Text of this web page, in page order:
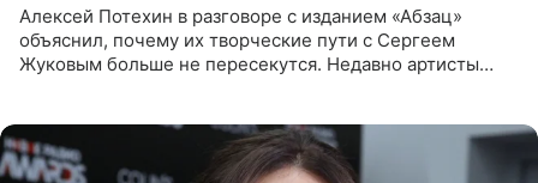
Алексей Потехин в разговоре с изданием «Абзац»
объяснил, почему их творческие пути с Сергеем
Жуковым больше не пересекутся. Недавно артисты